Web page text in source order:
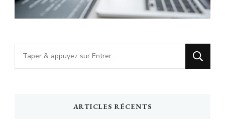
Vous
recherchiez
ARTICLES RÉCENTS